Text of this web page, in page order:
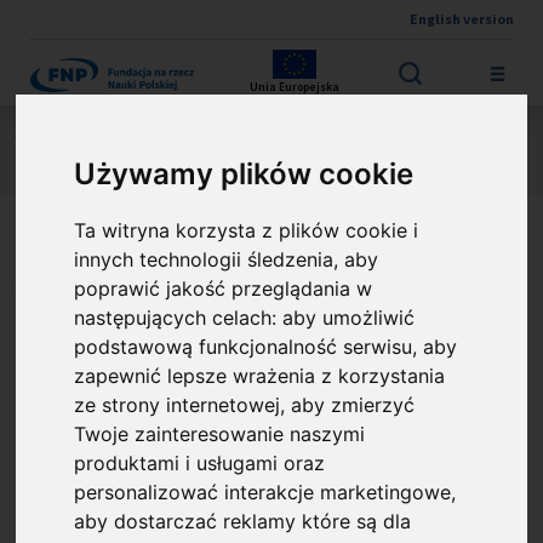
Używamy plików cookie
Ta witryna korzysta z plików cookie i
innych technologii śledzenia, aby
poprawić jakość przeglądania w
następujących celach:aby umożliwić
podstawową funkcjonalność serwisu,aby
zapewnić lepsze wrażenia z korzystania
ze strony internetowej,aby zmierzyć
Twoje zainteresowanie naszymi
produktami i usługami oraz
personalizować interakcje marketingowe,
aby dostarczać reklamy które są dla
English version
Unia Europejska
Kontrola zamówień publicznych PO IR w Działaniu 4.4
Kontrola zamówień
publicznych PO IR w
Działaniu 4.4
Opublikowano: %s
25.03.2021
Poniżej udostępniamy kwestionariusz
kontroli zamówień publicznych PO IR
prowadzonych w ramach Działania 4.4. -
Zwiększanie potencjału kadrowego sektora